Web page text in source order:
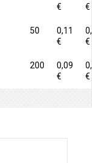
€
€
50
0,11
€
€
200
0,09
€
€